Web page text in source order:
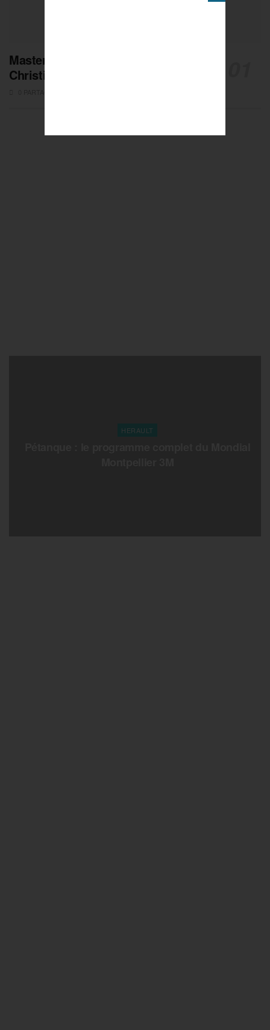
Masters de Pétanque : Les adieux de
Christian Fazzino
HERAULT